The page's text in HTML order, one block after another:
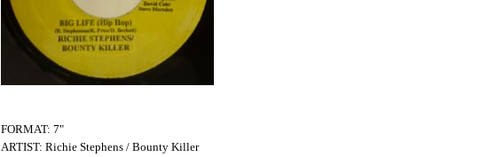
FORMAT: 7"
ARTIST: Richie Stephens / Bounty Killer